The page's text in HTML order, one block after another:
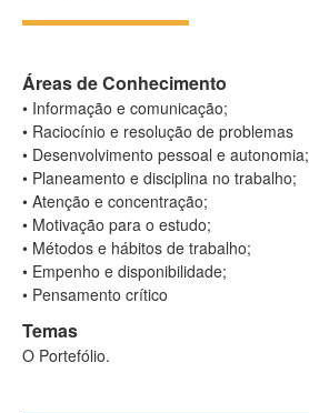
Áreas de Conhecimento
• Informação e comunicação;
• Raciocínio e resolução de problemas
• Desenvolvimento pessoal e autonomia;
• Planeamento e disciplina no trabalho;
• Atenção e concentração;
• Motivação para o estudo;
• Métodos e hábitos de trabalho;
• Empenho e disponibilidade;
• Pensamento crítico
Temas
O Portefólio.